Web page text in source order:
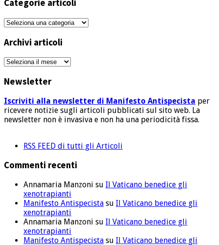
Categorie articoli
Categorie
Archivi articoli
Archivi
Newsletter
Iscriviti alla newsletter di Manifesto Antispecista per
ricevere notizie sugli articoli pubblicati sul sito web. La
newsletter non è invasiva e non ha una periodicità fissa.
RSS FEED di tutti gli Articoli
Commenti recenti
Annamaria Manzoni su Il Vaticano benedice gli
xenotrapianti
Manifesto Antispecista su Il Vaticano benedice gli
xenotrapianti
Annamaria Manzoni su Il Vaticano benedice gli
xenotrapianti
Manifesto Antispecista su Il Vaticano benedice gli